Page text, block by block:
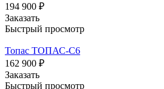
194 900 ₽
Заказать
Быстрый просмотр
Топас ТОПАС-С6
162 900 ₽
Заказать
Быстрый просмотр